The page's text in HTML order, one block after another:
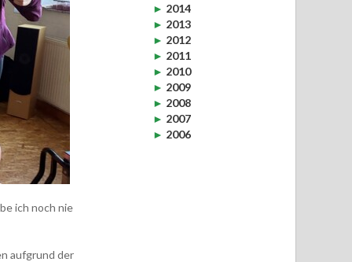
ich noch nie
aufgrund der
► 2014
► 2013
► 2012
► 2011
► 2010
► 2009
► 2008
► 2007
► 2006